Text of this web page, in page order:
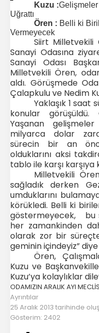
Kuzu :
Uğrattı
Ören : Belli ki
Vermeyecek
Siirt
Sanayi Odasına
Sanayi Odası
Milletvekili Ören,
aldı. Görüşmede
Çalapkulu ve Nedim
Yaklaşık 1 saat
konular görüşüldü.
Yaşanan
milyarca dolar
sürecin bir an
olduklarını aksi
tablo ile karşı
Milletvekili
sağladık derken
umduklarını
körükledi. Belli ki
göstermeyecek, bu
her zamankinden
olarak zor bir
geminin içindeyiz”
Ören,
Kuzu ve
Kuzu’ya kolaylıklar
ODAMIZIN ARALIK AYI
Ayrıntılar
25 Aralık 2013 tarihinde
Gösterim: 2402